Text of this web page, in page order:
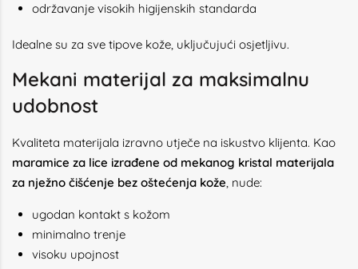
održavanje visokih higijenskih standarda
Idealne su za sve tipove kože, uključujući osjetljivu.
Mekani materijal za maksimalnu
udobnost
Kvaliteta materijala izravno utječe na iskustvo klijenta. Kao
maramice za lice izrađene od mekanog kristal materijala
za nježno čišćenje bez oštećenja kože, nude:
ugodan kontakt s kožom
minimalno trenje
visoku upojnost